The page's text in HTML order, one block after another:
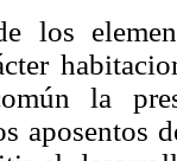
los
la
aposentos